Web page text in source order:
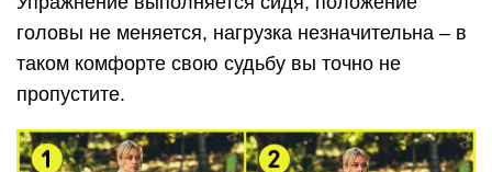
головы не меняется, нагрузка незначительна – в
таком комфорте свою судьбу вы точно не
пропустите.